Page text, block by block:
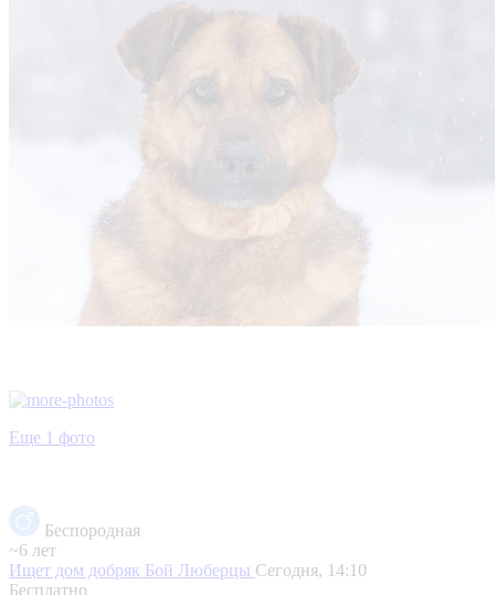
Еще 1 фото
Беспородная
~6 лет
Ищет дом добряк Бой Люберцы Сегодня, 14:10
Бесплатно